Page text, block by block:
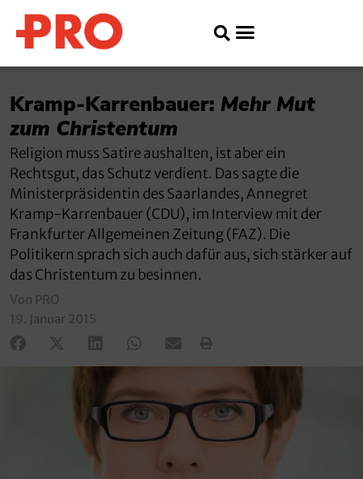
Kramp-Karrenbauer: Mehr Mut
zum Christentum
Religion muss Satire aushalten, ist aber ein
Rechtsgut, das Schutz verdient. Das sagte die
Ministerpräsidentin des Saarlandes, Annegret
Kramp-Karrenbauer (CDU), im Interview mit der
Frankfurter Allgemeinen Zeitung (FAZ). Die
Politikern sprach sich auch dafür aus, sich stärker auf
das Christentum zu besinnen.
Von PRO
19. Januar 2015